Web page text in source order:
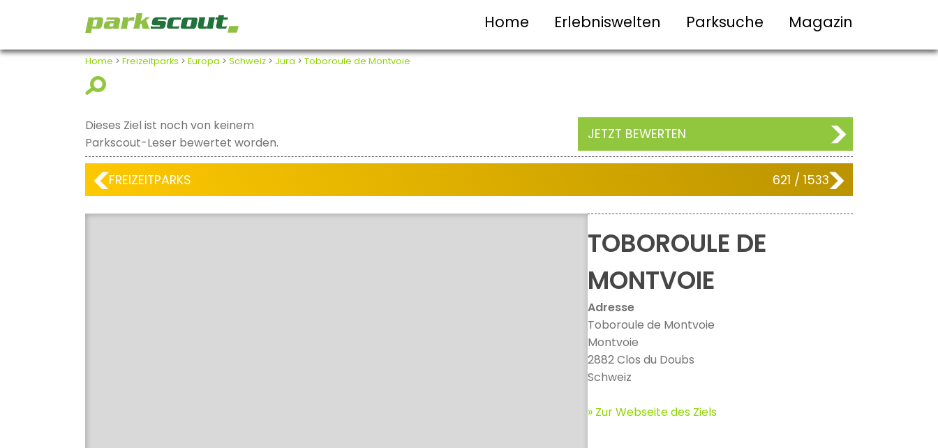
Home Erlebniswelten Parksuche Magazin
Home > Freizeitparks > Europa > Schweiz > Jura > Toboroule de Montvoie
Dieses Ziel ist noch von keinem
Parkscout-Leser bewertet worden.
JETZT BEWERTEN
FREIZEITPARKS 621 / 1533
TOBOROULE DE
MONTVOIE
Adresse
Toboroule de Montvoie
Montvoie
2882 Clos du Doubs
Schweiz
» Zur Webseite des Ziels